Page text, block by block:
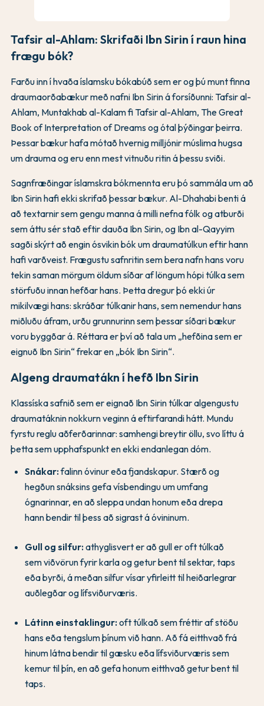
Tafsir al-Ahlam: Skrifaði Ibn Sirin í raun hina
frægu bók?
Farðu inn í hvaða íslamsku bókabúð sem er og þú munt finna
draumaorðabækur með nafni Ibn Sirin á forsíðunni: Tafsir al-
Ahlam, Muntakhab al-Kalam fi Tafsir al-Ahlam, The Great
Book of Interpretation of Dreams og ótal þýðingar þeirra.
Þessar bækur hafa mótað hvernig milljónir múslima hugsa
um drauma og eru enn mest vitnuðu ritin á þessu sviði.
Sagnfræðingar íslamskra bókmennta eru þó sammála um að
Ibn Sirin hafi ekki skrifað þessar bækur. Al-Dhahabi benti á
að textarnir sem gengu manna á milli nefna fólk og atburði
sem áttu sér stað eftir dauða Ibn Sirin, og Ibn al-Qayyim
sagði skýrt að engin ósvikin bók um draumatúlkun eftir hann
hafi varðveist. Frægustu safnritin sem bera nafn hans voru
tekin saman mörgum öldum síðar af löngum hópi túlka sem
störfuðu innan hefðar hans. Þetta dregur þó ekki úr
mikilvægi hans: skráðar túlkanir hans, sem nemendur hans
miðluðu áfram, urðu grunnurinn sem þessar síðari bækur
voru byggðar á. Réttara er því að tala um „hefðina sem er
eignuð Ibn Sirin“ frekar en „bók Ibn Sirin“.
Algeng draumatákn í hefð Ibn Sirin
Klassíska safnið sem er eignað Ibn Sirin túlkar algengustu
draumatáknin nokkurn veginn á eftirfarandi hátt. Mundu
fyrstu reglu aðferðarinnar: samhengi breytir öllu, svo líttu á
þetta sem upphafspunkt en ekki endanlegan dóm.
Snákar:falinn óvinur eða fjandskapur. Stærð og
hegðun snáksins gefa vísbendingu um umfang
ógnarinnar, en að sleppa undan honum eða drepa
hann bendir til þess að sigrast á óvininum.
Gull og silfur:athyglisvert er að gull er oft túlkað
sem viðvörun fyrir karla og getur bent til sektar, taps
eða byrði, á meðan silfur vísar yfirleitt til heiðarlegrar
auðlegðar og lífsviðurværis.
Látinn einstaklingur:oft túlkað sem fréttir af stöðu
hans eða tengslum þínum við hann. Að fá eitthvað frá
hinum látna bendir til gæsku eða lífsviðurværis sem
kemur til þín, en að gefa honum eitthvað getur bent til
taps.